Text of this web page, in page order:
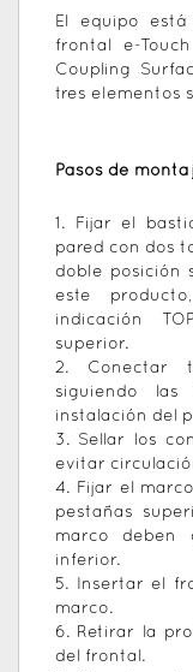
El equipo
frontal e-
Coupling
tres elementos
Pasos de
1. Fijar el
pared con dos
doble posición
este
indicación
superior.
2. Conectar
siguiendo las
instalación del
3. Sellar los
evitar
4. Fijar el
pestañas
marco deben
inferior.
5. Insertar el
marco.
6. Retirar la
del frontal.